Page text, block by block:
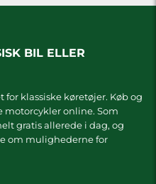
BIL ELLER
klassiske køretøjer. Køb og
motorcykler online. Som
gratis allerede i dag, og
om mulighederne for